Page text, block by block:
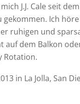
J.J. Cale seit
gekommen. Ich
ruhigen und
auf dem Balkon
Rotation.
in La Jolla,